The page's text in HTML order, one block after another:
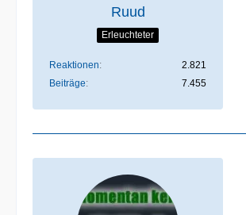
Ruud
Erleuchteter
Reaktionen
2.821
Beiträge
7.455